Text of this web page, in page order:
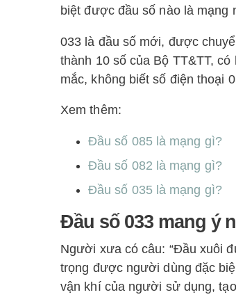
biệt được đầu số nào là mạng
033 là đầu số mới, được
thành 10 số của Bộ TT&TT,
mắc, không biết số điện thoại
Xem thêm:
Đầu số 085 là mạng gì?
Đầu số 082 là mạng gì?
Đầu số 035 là mạng gì?
Đầu số 033 mang ý
Người xưa có câu: “Đầu xuôi
trọng được người dùng đặc
vận khí của người sử dụng,